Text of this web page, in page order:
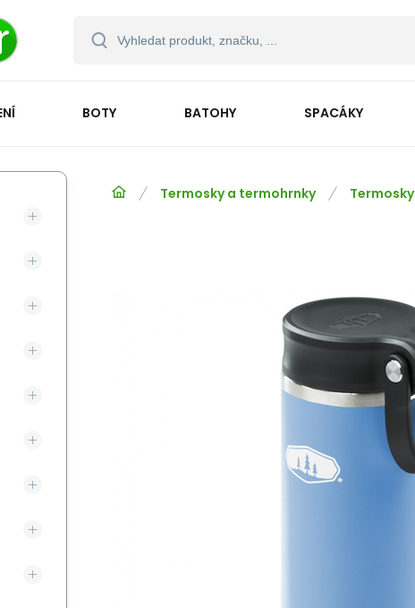
BOTY BATOHY SPACÁKY
Termosky a termohrnky Termosky